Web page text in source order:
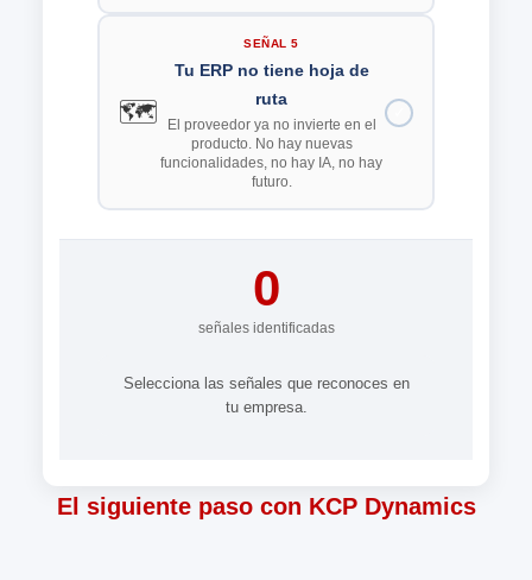
🗺️
SEÑAL 5
Tu ERP no tiene hoja de
ruta
El proveedor ya no invierte en el
producto. No hay nuevas
funcionalidades, no hay IA, no hay
futuro.
0
señales identificadas
Selecciona las señales que reconoces en
tu empresa.
El siguiente paso con KCP Dynamics